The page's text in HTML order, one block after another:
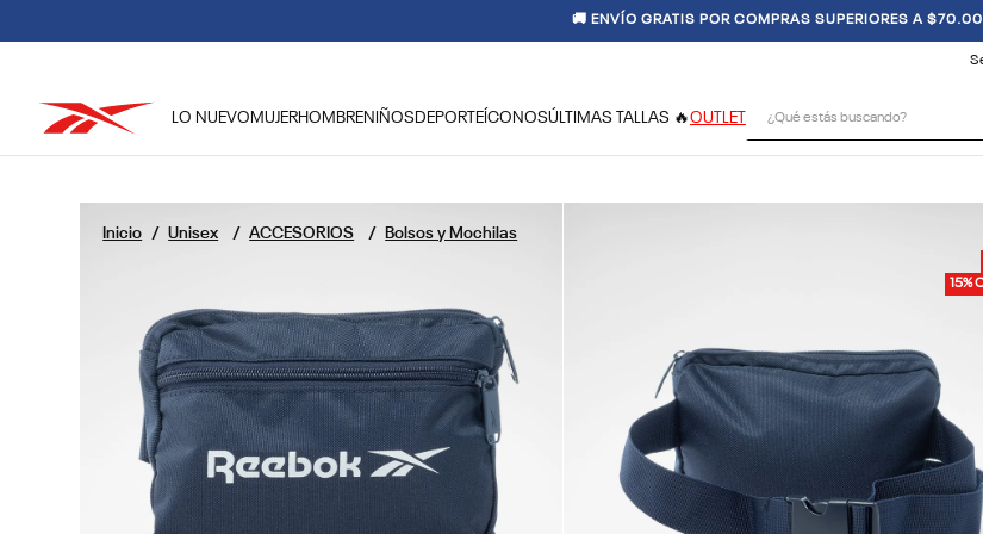
🚚 ENVÍO GRATIS POR COMPRAS SUPERIORES A
LO NUEVO MUJERHOMBRENIÑOSDEPORTE ÍCONOSÚLTIMAS TALLAS 🔥OUTLET
15%
Unisex ACCESORIOS Bolsos y Mochilas
1.
reebok classic mujer
2.
club c
4.
training
5.
classic
6.
polerón
7.
nano 4
8